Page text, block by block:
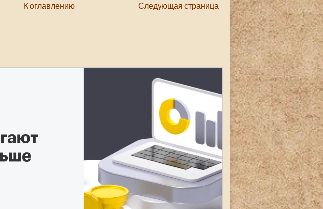
К оглавлению Следующая страница